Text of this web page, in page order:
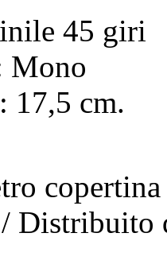
45 giri
Mono
: 17,5 cm.
Distribuito